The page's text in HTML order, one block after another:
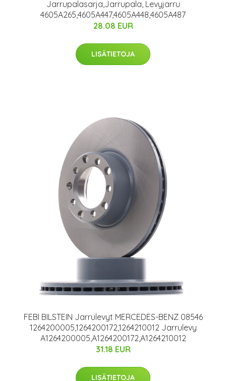
Jarrupalasarja,Jarrupala, Levyjarru
4605A265,4605A447,4605A448,4605A487
28.08 EUR
LISÄTIETOJA
FEBI BILSTEIN Jarrulevyt MERCEDES-BENZ 08546
1264200005,1264200172,1264210012 Jarrulevy
A1264200005,A1264200172,A1264210012
31.18 EUR
LISÄTIETOJA